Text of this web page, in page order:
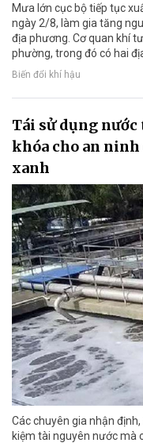
Mưa lớn cục bộ tiếp tục
ngày 2/8, làm gia tăng
địa phương. Cơ quan khí
phường, trong đó có hai
Biến đổi khí hậu
Tái sử dụng
khóa cho an
xanh
Các chuyên gia nhận
kiệm tài nguyên nước mà